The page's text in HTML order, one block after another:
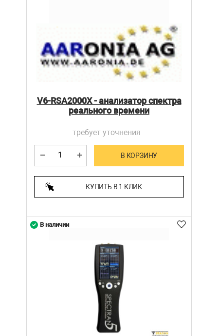
V6-RSA2000X - анализатор спектра
реального времени
требует уточнения
В КОРЗИНУ
КУПИТЬ В 1 КЛИК
В наличии